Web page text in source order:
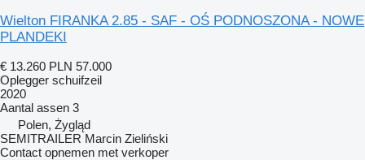
Wielton FIRANKA 2.85 - SAF - OŚ PODNOSZONA - NOWE
PLANDEKI
€ 13.260 PLN 57.000
Oplegger schuifzeil
2020
Aantal assen 3
Polen, Żygląd
SEMITRAILER Marcin Zieliński
Contact opnemen met verkoper